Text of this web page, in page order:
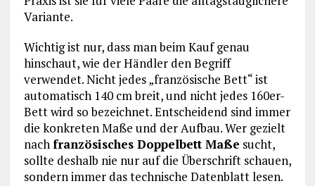
Variante.
Wichtig ist nur, dass man beim Kauf genau
hinschaut, wie der Händler den Begriff
verwendet. Nicht jedes „französische Bett“ ist
automatisch 140 cm breit, und nicht jedes 160er-
Bett wird so bezeichnet. Entscheidend sind immer
die konkreten Maße und der Aufbau. Wer gezielt
nachfranzösisches Doppelbett Maße sucht,
sollte deshalb nie nur auf die Überschrift schauen,
sondern immer das technische Datenblatt lesen.